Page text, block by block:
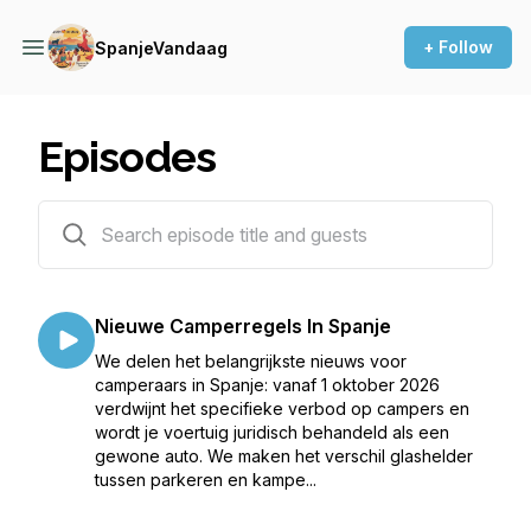
SpanjeVandaag + Follow
Episodes
Nieuwe Camperregels In Spanje
We delen het belangrijkste nieuws voor
camperaars in Spanje: vanaf 1 oktober 2026
verdwijnt het specifieke verbod op campers en
wordt je voertuig juridisch behandeld als een
gewone auto. We maken het verschil glashelder
tussen parkeren en kampe...